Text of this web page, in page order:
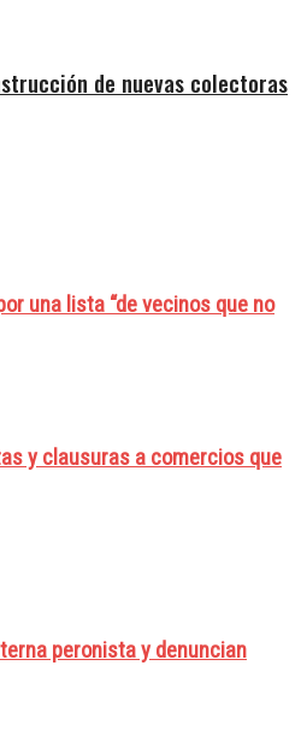
de nuevas colectoras
una lista “de vecinos que no
y clausuras a comercios que
peronista y denuncian